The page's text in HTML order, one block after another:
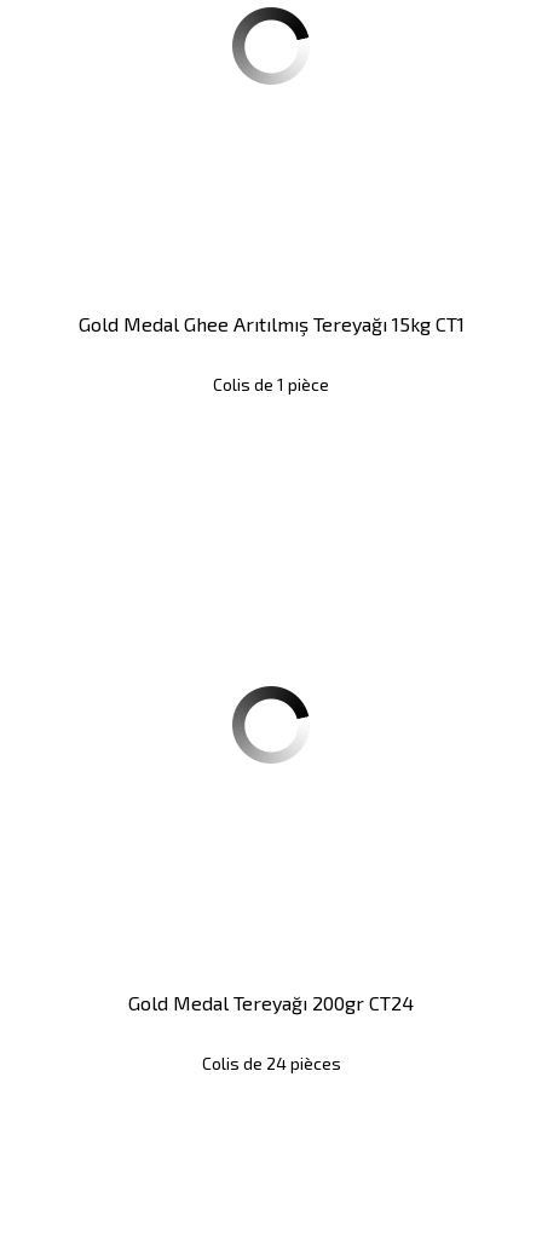
Gold Medal Ghee Arıtılmış Tereyağı 15kg CT1
Colis de 1 pièce
Gold Medal Tereyağı 200gr CT24
Colis de 24 pièces